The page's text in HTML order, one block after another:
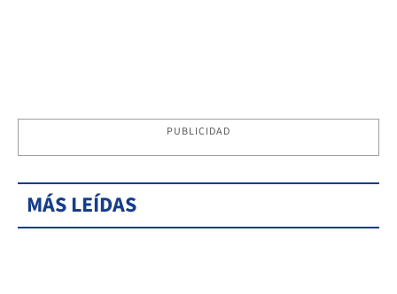
PUBLICIDAD
MÁS LEÍDAS